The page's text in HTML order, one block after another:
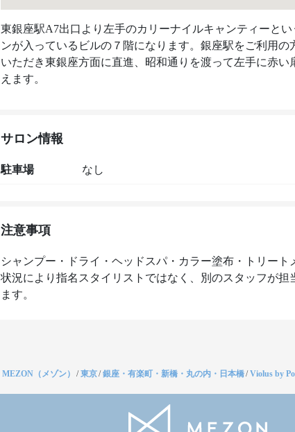
東銀座駅A7出口より左手のカリーナイルキャンティーと
ンが入っているビルの７階になります。銀座駅をご利用の
いただき東銀座方面に直進、昭和通りを渡って左手に赤い
えます。
サロン情報
駐車場 なし
注意事項
シャンプー・ドライ・ヘッドスパ・カラー塗布・トリート
状況により指名スタイリストではなく、別のスタッフが担
ます。
MEZON（メゾン） /東京/銀座・有楽町・新橋・丸の内・日本橋/Violus by